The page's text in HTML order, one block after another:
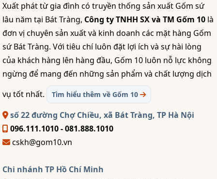
Xuất phát từ gia đình có truyền thống sản xuất Gốm sứ
lâu năm tại Bát Tràng, Công ty TNHH SX và TM Gốm 10 là
đơn vị chuyên sản xuất và kinh doanh các mặt hàng Gốm
sứ Bát Tràng. Với tiêu chí luôn đặt lợi ích và sự hài lòng
của khách hàng lên hàng đầu, Gốm 10 luôn nỗ lực không
ngừng để mang đến những sản phẩm và chất lượng dịch
vụ tốt nhất.
Tìm hiểu thêm về Gốm 10
số 22 đường Chợ Chiều, xã Bát Tràng, TP Hà Nội
096.111.1010 - 081.888.1010
cskh@gom10.vn
Chi nhánh TP Hồ Chí Minh